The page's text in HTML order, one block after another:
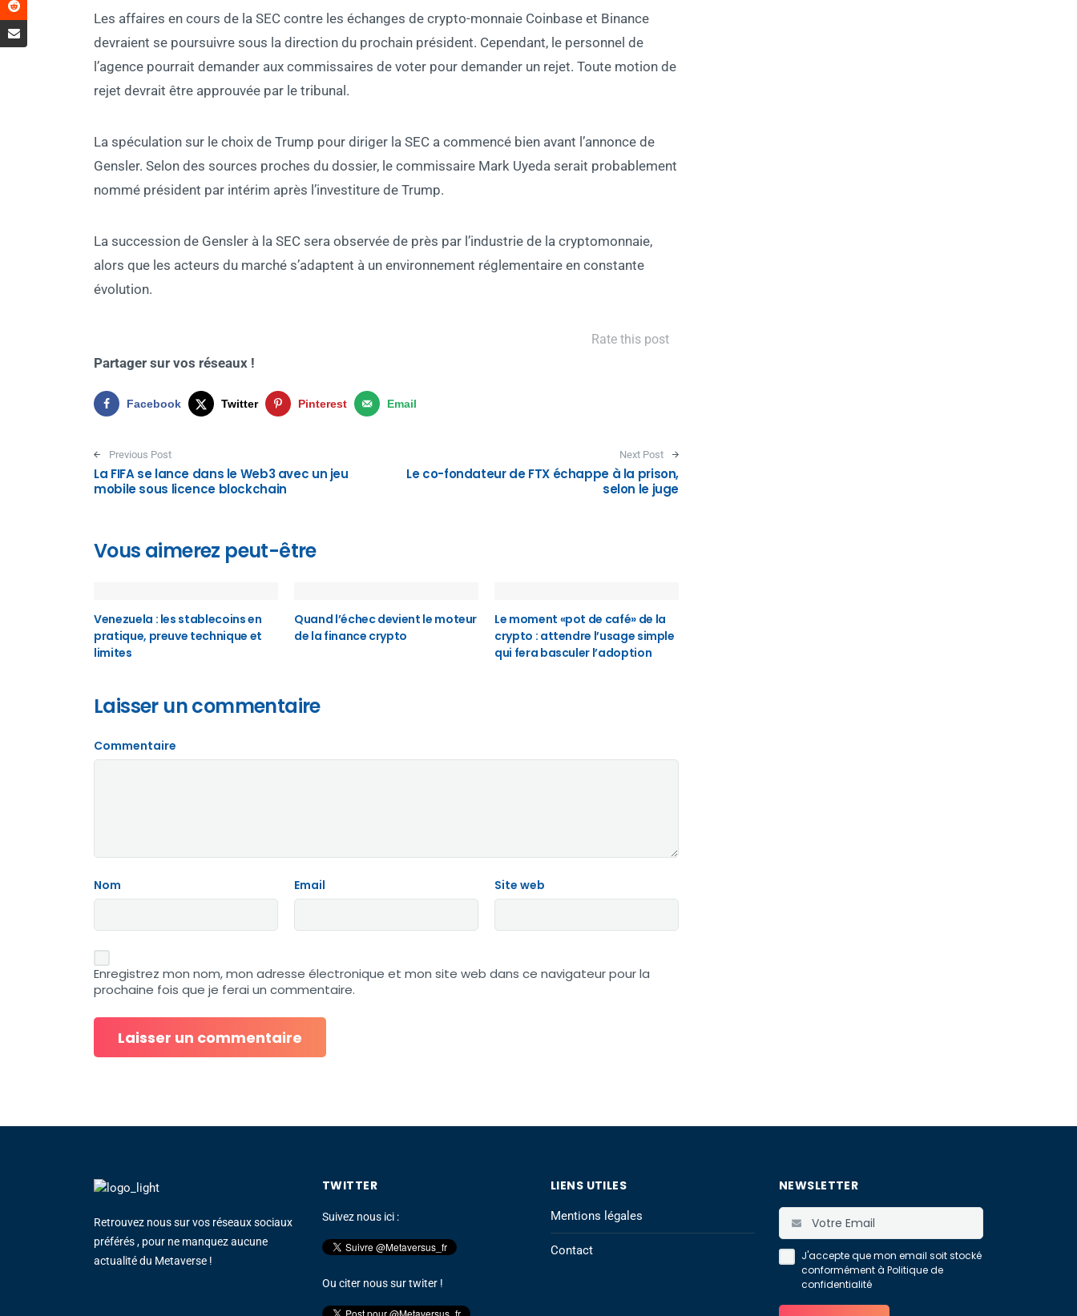
Les affaires en cours de la SEC contre les échanges de crypto-monnaie Coinbase et Binance
devraient se poursuivre sous la direction du prochain président. Cependant, le personnel de
l’agence pourrait demander aux commissaires de voter pour demander un rejet. Toute motion de
rejet devrait être approuvée par le tribunal.
La spéculation sur le choix de Trump pour diriger la SEC a commencé bien avant l’annonce de
Gensler. Selon des sources proches du dossier, le commissaire Mark Uyeda serait probablement
nommé président par intérim après l’investiture de Trump.
La succession de Gensler à la SEC sera observée de près par l’industrie de la cryptomonnaie,
alors que les acteurs du marché s’adaptent à un environnement réglementaire en constante
évolution.
Rate this post
Partager sur vos réseaux !
Facebook Twitter Pinterest Email
Post navigation
Previous Post
La FIFA se lance dans le Web3 avec un jeu
mobile sous licence blockchain
Next Post
Le co-fondateur de FTX échappe à la prison,
selon le juge
Vous aimerez peut-être
Venezuela : les stablecoins en
pratique, preuve technique et
limites
Quand l’échec devient le moteur
de la finance crypto
Le moment «pot de café» de la
crypto : attendre l’usage simple
qui fera basculer l’adoption
Laisser un commentaire
Commentaire
Nom Email Site web
Enregistrez mon nom, mon adresse électronique et mon site web dans ce navigateur pour la
prochaine fois que je ferai un commentaire.
Retrouvez nous sur vos réseaux sociaux
préférés , pour ne manquez aucune
actualité du Metaverse !
TWITTER
Suivez nous ici :
Ou citer nous sur twiter !
LIENS UTILES
Mentions légales
Contact
NEWSLETTER
J'accepte que mon email soit stocké
conformément à Politique de
confidentialité